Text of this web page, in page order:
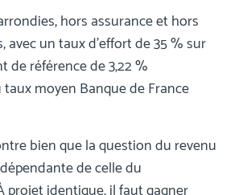
hors assurance et hors
avec un taux d’effort de 35 % sur
de référence de 3,22 %
moyen Banque de France
bien que la question du revenu
de celle du